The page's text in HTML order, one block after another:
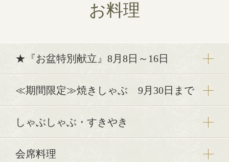
お料理
★『お盆特別献立』8月8日～16日
≪期間限定≫焼きしゃぶ 9月30日まで
しゃぶしゃぶ・すきやき
会席料理